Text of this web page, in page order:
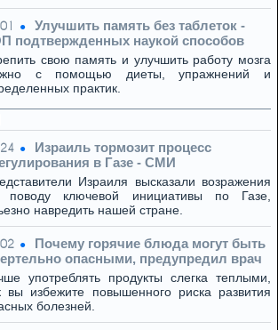
Улучшить память без таблеток -
подтвержденных наукой способов
свою память и улучшить работу мозга
с помощью диеты, упражнений и
практик.
Израиль тормозит процесс
в Газе - СМИ
Израиля высказали возражения
поводу ключевой инициативы по Газе,
навредить нашей стране.
Почему горячие блюда могут быть
опасными, предупредил врач
употреблять продукты слегка теплыми,
вы избежите повышенного риска развития
болезней.